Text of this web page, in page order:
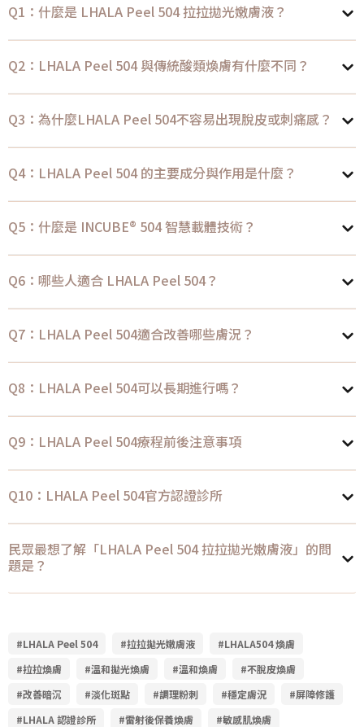
Q1：什麼是 LHALA Peel 504 拉拉拋光嫩膚液？
Q2：LHALA Peel 504 與傳統酸類煥膚有什麼不同？
Q3：為什麼LHALA Peel 504不容易出現脫皮或刺痛感？
Q4：LHALA Peel 504 的主要成分與作用是什麼？
Q5：什麼是 INCUBE® 504 智慧載體技術？
Q6：哪些人適合 LHALA Peel 504？
Q7：LHALA Peel 504適合改善哪些膚況？
Q8：LHALA Peel 504可以長期進行嗎？
Q9：LHALA Peel 504療程前後注意事項
Q10：LHALA Peel 504官方認證診所
民眾最想了解「LHALA Peel 504 拉拉拋光嫩膚液」的問
題是？
#LHALA Peel 504 #拉拉拋光嫩膚液
#LHALA504 煥膚
#拉拉煥膚
#溫和拋光煥膚 #溫和煥膚
#不脫皮煥膚
#改善暗沉
#淡化斑點 #調理粉刺 #穩定膚況
#屏障修護
#LHALA 認證診所
#雷射後保養煥膚
#敏感肌煥膚